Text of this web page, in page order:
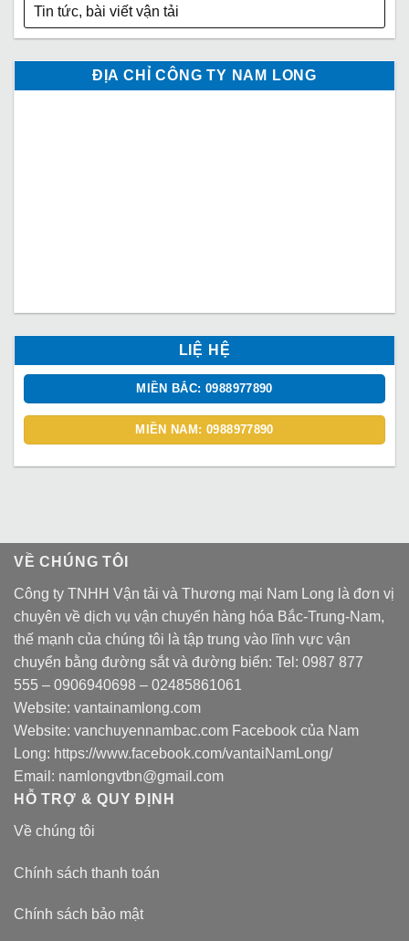
Tin tức, bài viết vận tải
ĐỊA CHỈ CÔNG TY NAM LONG
LIỆ HỆ
MIỀN BẮC: 0988977890
MIỀN NAM: 0988977890
VỀ CHÚNG TÔI
Công ty TNHH Vận tải và Thương mại Nam Long là đơn vị
chuyên về dịch vụ vận chuyển hàng hóa Bắc-Trung-Nam,
thế mạnh của chúng tôi là tập trung vào lĩnh vực vận
chuyển bằng đường sắt và đường biển: Tel: 0987 877
555 – 0906940698 – 02485861061
Website: vantainamlong.com
Website: vanchuyennambac.com Facebook của Nam
Long: https://www.facebook.com/vantaiNamLong/
Email: namlongvtbn@gmail.com
HỖ TRỢ & QUY ĐỊNH
Về chúng tôi
Chính sách thanh toán
Chính sách bảo mật